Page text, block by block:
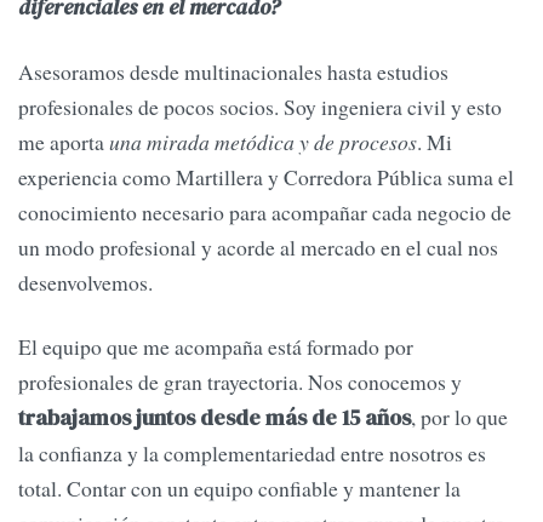
diferenciales en el mercado?
Asesoramos desde multinacionales hasta estudios
profesionales de pocos socios. Soy ingeniera civil y esto
me aportauna mirada metódica y de procesos. Mi
experiencia como Martillera y Corredora Pública suma el
conocimiento necesario para acompañar cada negocio de
un modo profesional y acorde al mercado en el cual nos
desenvolvemos.
El equipo que me acompaña está formado por
profesionales de gran trayectoria. Nos conocemos y
trabajamos juntos desde más de 15 años, por lo que
la confianza y la complementariedad entre nosotros es
total. Contar con un equipo confiable y mantener la